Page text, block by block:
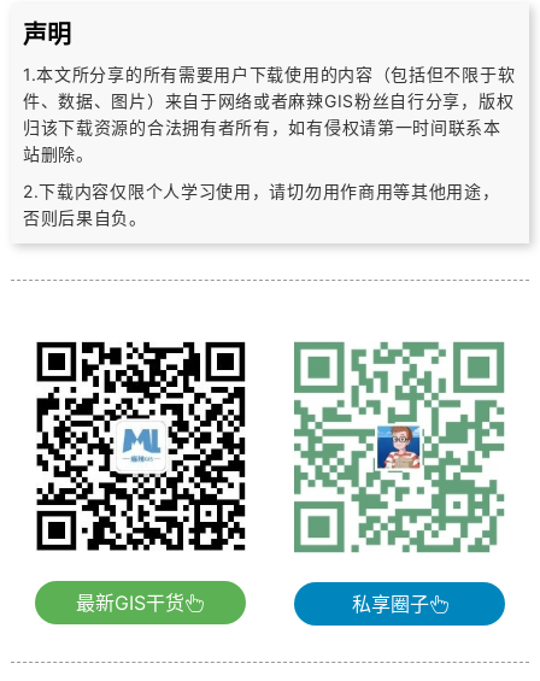
声明
1.本文所分享的所有需要用户下载使用的内容（包括但不限于软
件、数据、图片） 来自于网络或者麻辣GIS粉丝自行分享，版权
归该下载资源的合法拥有者所有，如有侵权请第一时间联系本
站删除。
2.下载内容仅限个人学习使用，请切勿用作商用等其他用途，
否则后果自负。
最新GIS干货 私享圈子